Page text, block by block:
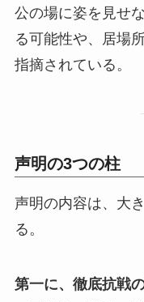
公の場に姿を見せ
る可能性や、居場
指摘されている。
声明の3つの柱
声明の内容は、大
る。
第一に、徹底抗戦の